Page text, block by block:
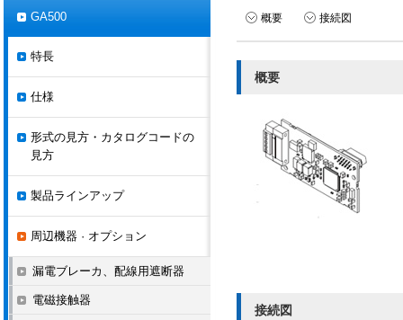
概要 接続図
概要
接続図
GA500
特長
仕様
形式の見方・カタログコードの
見方
製品ラインアップ
周辺機器 · オプション
漏電ブレーカ、配線用遮断器
電磁接触器